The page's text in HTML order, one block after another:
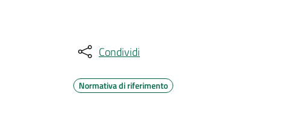
Condividi
Normativa di riferimento